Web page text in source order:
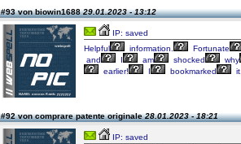
#93 von biowin168829.01.2023 - 13:12
IP: saved
Helpful
information. Fortunate
and
I am shocked why
earlier!
I bookmarked it.
#92 von comprare patente originale28.01.2023 - 18:21
IP: saved